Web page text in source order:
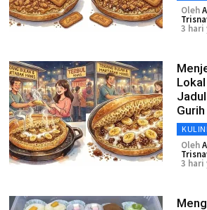
Oleh
3 hari
Gurih
Oleh
3 hari